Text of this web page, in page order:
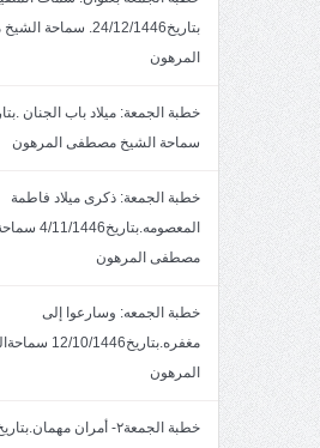
بتاريخ24/12/1446.
المرهون
سماحة الشيخ مصطفى المرهون
خطبة الجمعة: ذكرى ميلاد فاطمة
مصطفى المرهون
خطبة الجمعه: وسارعوا إلى
المرهون